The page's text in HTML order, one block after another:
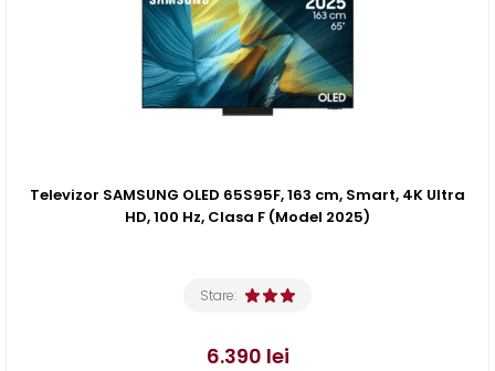
Televizor SAMSUNG OLED 65S95F, 163 cm, Smart, 4K Ultra
HD, 100 Hz, Clasa F (Model 2025)
Stare:
6.390 lei